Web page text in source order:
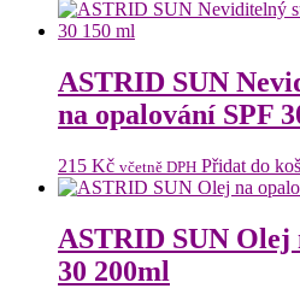
ASTRID SUN
na opalování SPF
215 Kč včetně DPH Přidat do
ASTRID SUN Olej
30 200ml